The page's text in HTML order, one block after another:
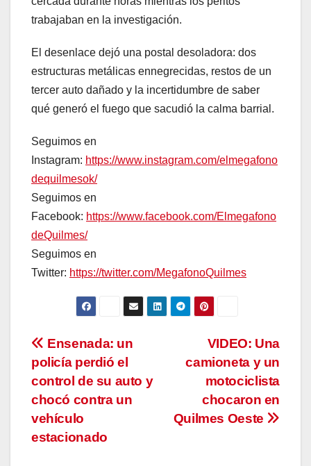
trabajaban en la investigación.
El desenlace dejó una postal desoladora: dos
estructuras metálicas ennegrecidas, restos de un
tercer auto dañado y la incertidumbre de saber
qué generó el fuego que sacudió la calma barrial.
Seguimos en
Instagram: https://www.instagram.com/elmegafono
dequilmesok/
Seguimos en
Facebook: https://www.facebook.com/Elmegafono
deQuilmes/
Seguimos en
Twitter: https://twitter.com/MegafonoQuilmes
Navegación
de
entradas
VIDEO: Una
camioneta y un
motociclista
chocaron en
Quilmes Oeste
Ensenada: un
policía perdió el
control de su auto y
chocó contra un
vehículo
estacionado